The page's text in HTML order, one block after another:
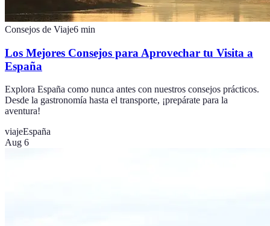
Consejos de Viaje6 min
Los Mejores Consejos para Aprovechar tu Visita a
España
Explora España como nunca antes con nuestros consejos prácticos.
Desde la gastronomía hasta el transporte, ¡prepárate para la
aventura!
viajeEspaña
Aug 6